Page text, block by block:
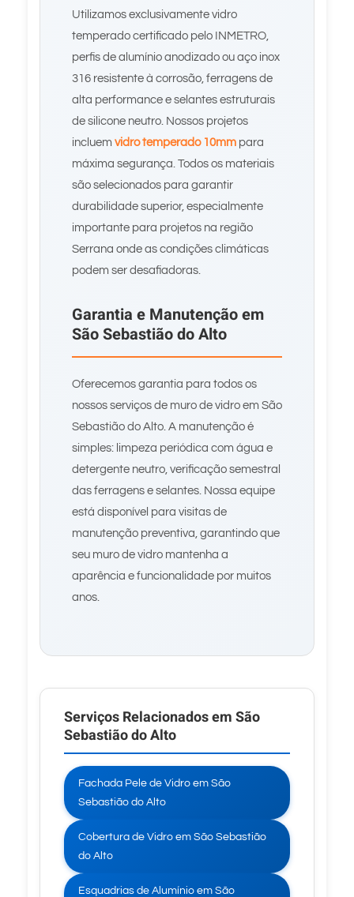
Utilizamos exclusivamente vidro
temperado certificado pelo INMETRO,
perfis de alumínio anodizado ou aço inox
316 resistente à corrosão, ferragens de
alta performance e selantes estruturais
de silicone neutro. Nossos projetos
incluem vidro temperado 10mm para
máxima segurança. Todos os materiais
são selecionados para garantir
durabilidade superior, especialmente
importante para projetos na região
Serrana onde as condições climáticas
podem ser desafiadoras.
Garantia e Manutenção em
São Sebastião do Alto
Oferecemos garantia para todos os
nossos serviços de muro de vidro em São
Sebastião do Alto. A manutenção é
simples: limpeza periódica com água e
detergente neutro, verificação semestral
das ferragens e selantes. Nossa equipe
está disponível para visitas de
manutenção preventiva, garantindo que
seu muro de vidro mantenha a
aparência e funcionalidade por muitos
anos.
Serviços Relacionados em São
Sebastião do Alto
Fachada Pele de Vidro em São
Sebastião do Alto
Cobertura de Vidro em São Sebastião
do Alto
Esquadrias de Alumínio em São